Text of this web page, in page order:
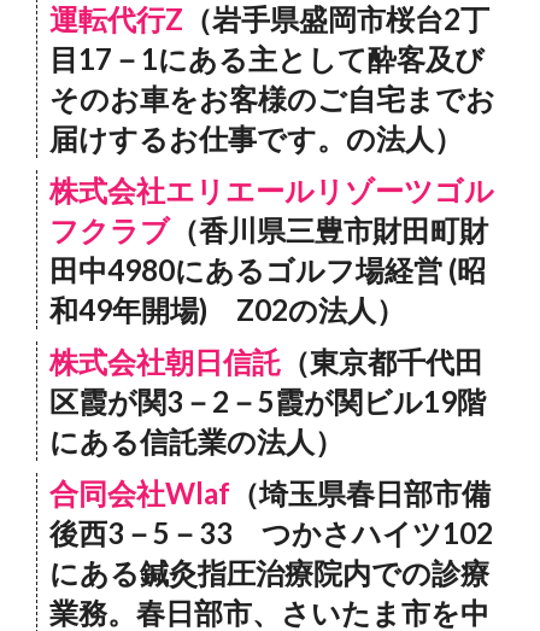
運転代行Z （岩手県盛岡市桜台2丁
目17－1にある主として酔客及び
そのお車をお客様のご自宅までお
届けするお仕事です。の法人）
株式会社エリエールリゾーツゴル
フクラブ（香川県三豊市財田町財
田中4980にあるゴルフ場経営 (昭
和49年開場) Z02の法人）
株式会社朝日信託 （東京都千代田
区霞が関3－2－5霞が関ビル19階
にある信託業の法人）
合同会社Wlaf （埼玉県春日部市備
後西3－5－33 つかさハイツ102
にある鍼灸指圧治療院内での診療
業務。春日部市、さいたま市を中